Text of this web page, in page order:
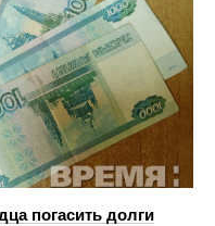
погасить долги